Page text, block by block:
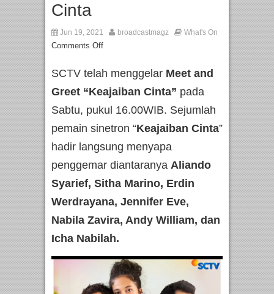
Cinta
Jun 19, 2021 broadcastmagz What's On
Comments Off
SCTV telah menggelar Meet and
Greet “Keajaiban Cinta” pada
Sabtu, pukul 16.00WIB. Sejumlah
pemain sinetron “Keajaiban Cinta”
hadir langsung menyapa
penggemar diantaranya Aliando
Syarief, Sitha Marino, Erdin
Werdrayana, Jennifer Eve,
Nabila Zavira, Andy William, dan
Icha Nabilah.